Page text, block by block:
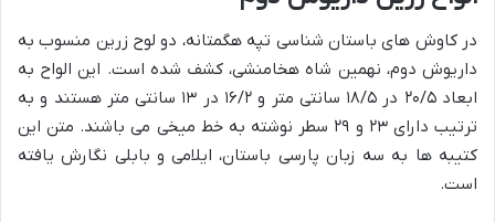
در کاوش های باستان شناسی تپه هگمتانه، دو لوح زرین منسوب به
داریوش دوم، نهمین شاه هخامنشی، کشف شده است. این الواح به
ابعاد ۲۰/۵ در ۱۸/۵ سانتی متر و ۱۶/۲ در ۱۳ سانتی متر هستند و به
ترتیب دارای ۲۳ و ۲۹ سطر نوشته به خط میخی می باشند. متن این
کتیبه ها به سه زبان پارسی باستان، ایلامی و بابلی نگارش یافته
است.